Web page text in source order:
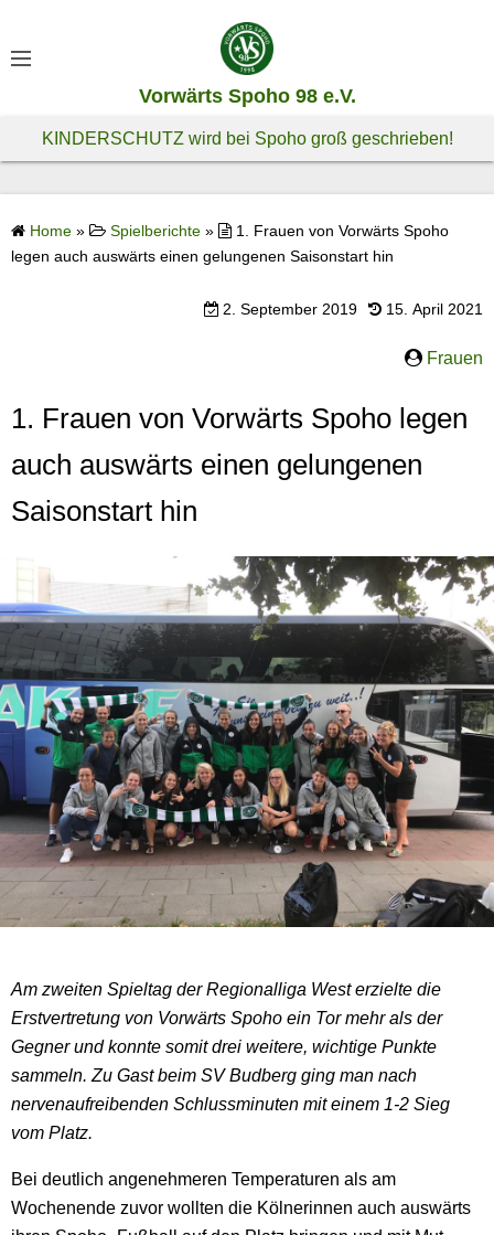
Vorwärts Spoho 98 e.V.
KINDERSCHUTZ wird bei Spoho groß geschrieben!
Home » Spielberichte »
1. Frauen von Vorwärts Spoho
legen auch auswärts einen gelungenen Saisonstart hin
2. September 2019 15. April 2021
Frauen
1. Frauen von Vorwärts Spoho legen
auch auswärts einen gelungenen
Saisonstart hin
Am zweiten Spieltag der Regionalliga West erzielte die
Erstvertretung von Vorwärts Spoho ein Tor mehr als der
Gegner und konnte somit drei weitere, wichtige Punkte
sammeln. Zu Gast beim SV Budberg ging man nach
nervenaufreibenden Schlussminuten mit einem 1-2 Sieg
vom Platz.
Bei deutlich angenehmeren Temperaturen als am
Wochenende zuvor wollten die Kölnerinnen auch auswärts